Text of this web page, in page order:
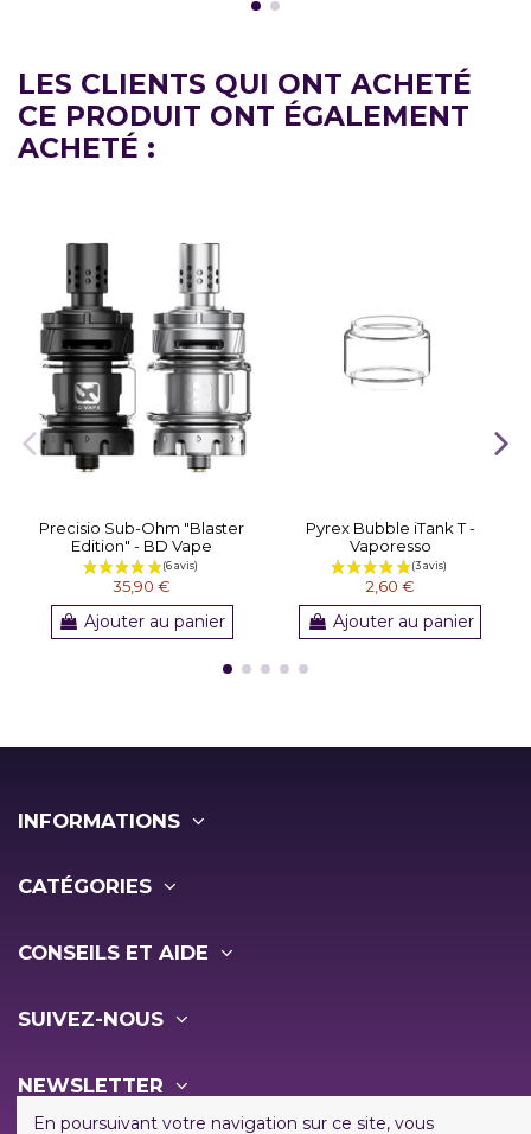
LES CLIENTS QUI ONT ACHETÉ
CE PRODUIT ONT ÉGALEMENT
ACHETÉ :
Precisio Sub-Ohm "Blaster
Edition" - BD Vape
35,90 €
Ajouter au panier
Pyrex Bubble iTank T -
Vaporesso
2,60 €
Ajouter au panier
INFORMATIONS
CATÉGORIES
CONSEILS ET AIDE
SUIVEZ-NOUS
NEWSLETTER
En poursuivant votre navigation sur ce site, vous